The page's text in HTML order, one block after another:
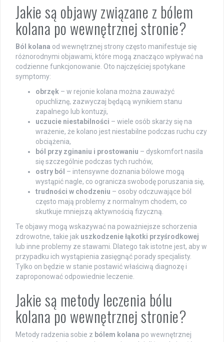
Jakie są objawy związane z bólem
kolana po wewnętrznej stronie?
Ból kolana od wewnętrznej strony często manifestuje się
różnorodnymi objawami, które mogą znacząco wpływać na
codzienne funkcjonowanie. Oto najczęściej spotykane
symptomy:
obrzęk – w rejonie kolana można zauważyć
opuchliznę, zazwyczaj będącą wynikiem stanu
zapalnego lub kontuzji,
uczucie niestabilności – wiele osób skarży się na
wrażenie, że kolano jest niestabilne podczas ruchu czy
obciążenia,
ból przy zginaniu i prostowaniu – dyskomfort nasila
się szczególnie podczas tych ruchów,
ostry ból – intensywne doznania bólowe mogą
wystąpić nagle, co ogranicza swobodę poruszania się,
trudności w chodzeniu – osoby odczuwające ból
często mają problemy z normalnym chodem, co
skutkuje mniejszą aktywnością fizyczną.
Te objawy mogą wskazywać na poważniejsze schorzenia
zdrowotne, takie jak uszkodzenie łąkotki przyśrodkowej
lub inne problemy ze stawami. Dlatego tak istotne jest, aby w
przypadku ich wystąpienia zasięgnąć porady specjalisty.
Tylko on będzie w stanie postawić właściwą diagnozę i
zaproponować odpowiednie leczenie.
Jakie są metody leczenia bólu
kolana po wewnętrznej stronie?
Metody radzenia sobie z bólem kolana po wewnętrznej